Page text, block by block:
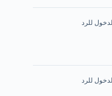
للرد
للرد